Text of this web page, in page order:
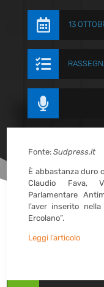
 13


Fonte:Sudpress.it
È abbastanza duro
Claudio Fava,
Parlamentare
l’aver inserito
Ercolano”.
Leggi l’articolo